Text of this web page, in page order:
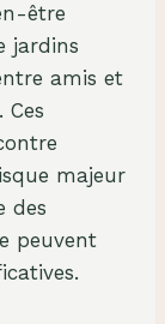
être
jardins
amis et
Ces
majeur
des
peuvent